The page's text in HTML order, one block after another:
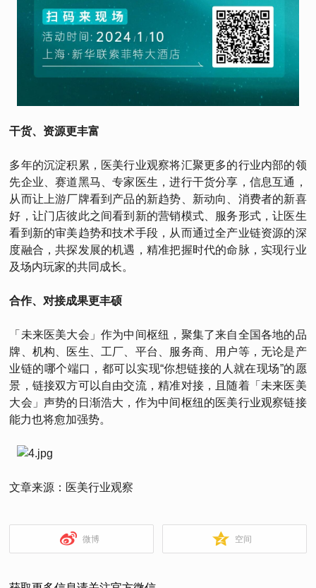
干货、资源更丰富
多年的沉淀积累，医美行业观察将汇聚更多的行业内部的领
先企业、赛道黑马、专家医生，进行干货分享，信息互通，
从而让上游厂牌看到产品的新趋势、新动向、消费者的新喜
好，让门店彼此之间看到新的营销模式、服务形式，让医生
看到新的审美趋势和技术手段，从而通过全产业链资源的深
度融合，共探发展的机遇，精准把握时代的命脉，实现行业
及场内玩家的共同成长。
合作、对接成果更丰硕
「未来医美大会」作为中间枢纽，聚集了来自全国各地的品
牌、机构、医生、工厂、平台、服务商、用户等，无论是产
业链的哪个端口，都可以实现“你想链接的人就在现场”的愿
景，链接双方可以自由交流，精准对接，且随着「未来医美
大会」声势的日渐浩大，作为中间枢纽的医美行业观察链接
能力也将愈加强势。
文章来源：医美行业观察
微博 空间